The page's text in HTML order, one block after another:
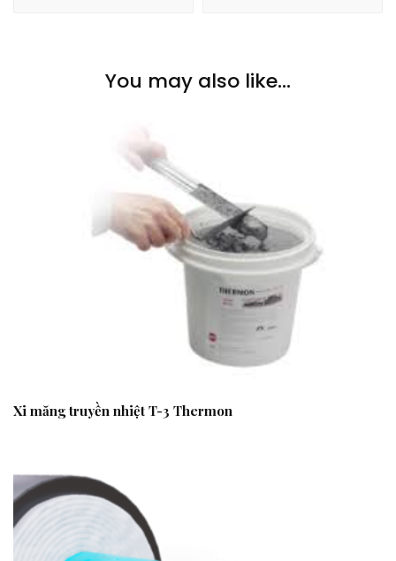
You may also like...
Xi măng truyền nhiệt T-3 Thermon